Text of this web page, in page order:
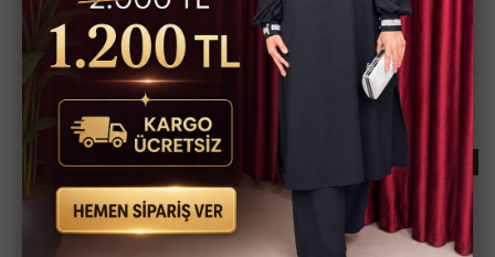
Güvenli Alışveriş İmkanı
Hızlı Kargo İmkanı
Kredi Kartına Taksit
İmkanı Kapıda Ödeme İmkanı
İlginizi Çekebilir
KARGO BEDAVA KARGO BEDAVA